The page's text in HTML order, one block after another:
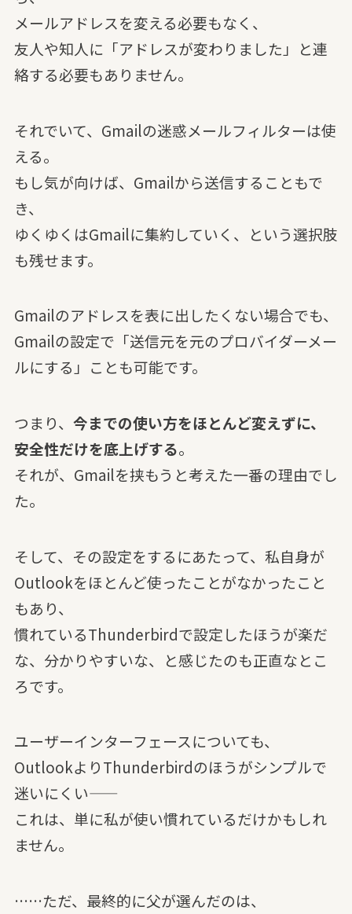
メールアドレスを変える必要もなく、
友人や知人に「アドレスが変わりました」と連
絡する必要もありません。
それでいて、Gmailの迷惑メールフィルターは使
える。
もし気が向けば、Gmailから送信することもで
き、
ゆくゆくはGmailに集約していく、という選択肢
も残せます。
Gmailのアドレスを表に出したくない場合でも、
Gmailの設定で「送信元を元のプロバイダーメー
ルにする」ことも可能です。
つまり、 今までの使い方をほとんど変えずに、
安全性だけを底上げする。
それが、Gmailを挟もうと考えた一番の理由でし
た。
そして、その設定をするにあたって、私自身が
Outlookをほとんど使ったことがなかったこと
もあり、
慣れているThunderbirdで設定したほうが楽だ
な、分かりやすいな、と感じたのも正直なとこ
ろです。
ユーザーインターフェースについても、
OutlookよりThunderbirdのほうがシンプルで
迷いにくい――
これは、単に私が使い慣れているだけかもしれ
ません。
……ただ、最終的に父が選んだのは、